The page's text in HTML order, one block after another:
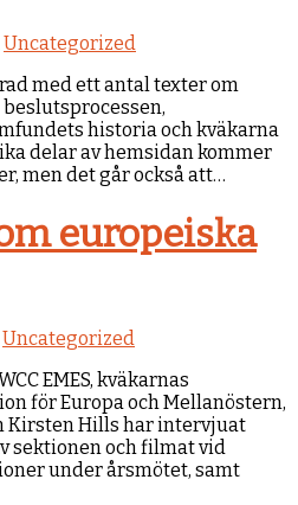
Uncategorized
med ett antal texter om
historia och kväkarna
delar av hemsidan kommer
men det går också att…
europeiska
Uncategorized
EMES, kväkarnas
för Europa och Mellanöstern,
Kirsten Hills har intervjuat
sektionen och filmat vid
under årsmötet, samt